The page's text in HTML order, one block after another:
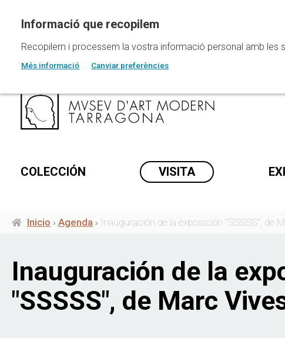
principal
COLECCIÓN VISITA
Ruta
navegación
Inicio Agenda Inauguración de la exposición "SSSSS", de
Inauguración de la
"SSSSS", de Marc
Recopilem i processem la vostra informació personal amb les
Més informació Canviar preferències